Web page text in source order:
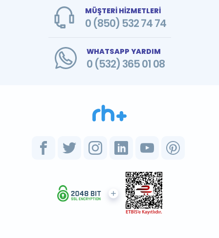
MÜŞTERİ HİZMETLERİ
0 (850) 532 74 74
WHATSAPP YARDIM
0 (532) 365 01 08